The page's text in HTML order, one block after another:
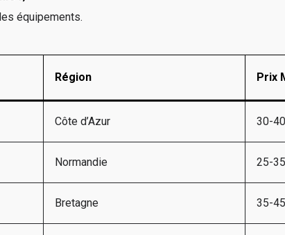
équipements.
Région Prix
Côte d’Azur 30-40
Normandie 25-35
Bretagne 35-45